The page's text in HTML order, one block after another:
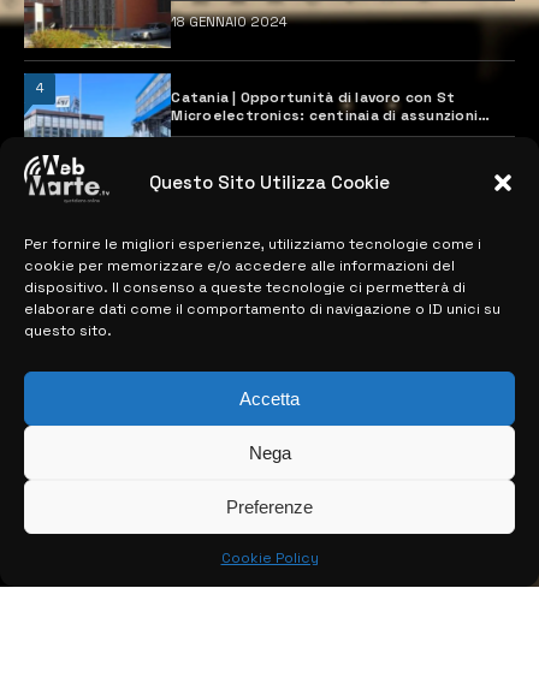
Questo Sito Utilizza Cookie
Per fornire le migliori esperienze, utilizziamo tecnologie come i
cookie per memorizzare e/o accedere alle informazioni del
dispositivo. Il consenso a queste tecnologie ci permetterà di
elaborare dati come il comportamento di navigazione o ID unici su
questo sito.
Accetta
Nega
Preferenze
Cookie Policy
18 GENNAIO 2024
4
Catania | Opportunità di lavoro con St
Microelectronics: centinaia di assunzioni
previste
MAPPA DEL SITO
> NOTIZIE